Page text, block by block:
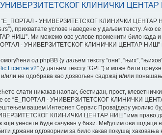
КЛИНИЧКИ ЦЕНТАР
“E_ПОРТАЛ - УНИВЕРЗИТЕТСКОГ КЛИНИЧКИ ЦЕНТАР
прихватате услове наведене у даљем тексту.
НИШ”. Ми можемо ове услове променити било када и у
- УНИВЕРЗИТЕТСКОГ КЛИНИЧКИ ЦЕНТАР НИШ”
од phpBB (у даљем тексту “они”, “њих”,
License v2” (у даљем тексту “GPL”) и може бити
или не одобрава као дозвољен садржај и/или
слати никакав наопак, бестидан, прост,
се “E_ПОРТАЛ - УНИВЕРЗИТЕТСКОГ КЛИНИЧКИ ЦЕНТАР
вашем Интернет Сервис Провајдеру уколико
КЛИНИЧКИ ЦЕНТАР НИШ” има право да
који унесете буде сачуван у бази. Међутим ови
држани одговорним за било какав покушај хаковања